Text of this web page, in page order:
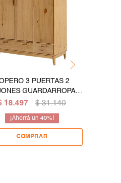
3 PUERTAS 2
GUARDARROPA
CLOSET PLACARD
MADERA
18.497 $ 31.140
40